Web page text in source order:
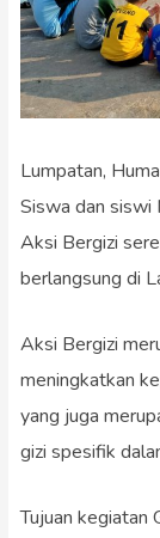
Lumpatan,
Siswa dan siswi
Aksi Bergizi
berlangsung di
Aksi Bergizi
meningkatkan
yang juga
gizi spesifik
Tujuan kegiatan